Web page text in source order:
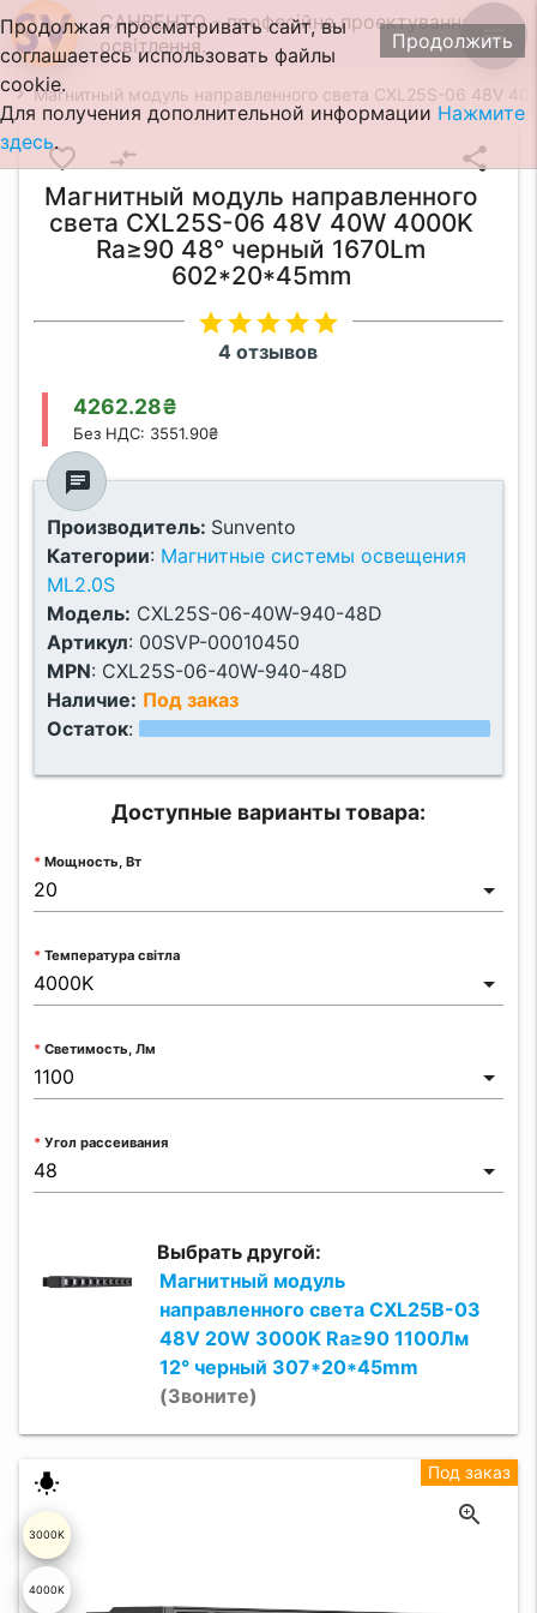
САНВЕНТО - професійне проектування
освітлення.
menu
Магнитный модуль направленного света CXL25S-06 48V
favorite_border compare_arrows share
Магнитный модуль направленного
света CXL25S-06 48V 40W 4000K
Ra≥90 48° черный 1670Lm
602*20*45mm
starstarstarstarstar
4 отзывов
4262.28₴
Без НДС: 3551.90₴
chat
Производитель: Sunvento
Категории: Магнитные системы освещения
ML2.0S
Модель: CXL25S-06-40W-940-48D
Артикул: 00SVP-00010450
MPN: CXL25S-06-40W-940-48D
Наличие: Под заказ
Остаток:
Доступные варианты товара:
Мощность, Вт
Температура світла
Светимость, Лм
Угол рассеивания
Выбрать другой:
Магнитный модуль
направленного света CXL25B-03
48V 20W 3000K Ra≥90 1100Лм
12° черный 307*20*45mm
(Звоните)
wb_incandescent
3000K
4000K
Под заказ
Продолжить
Продолжая просматривать сайт, вы
соглашаетесь использовать файлы
cookie.
Для получения дополнительной информации Нажмите
здесь.